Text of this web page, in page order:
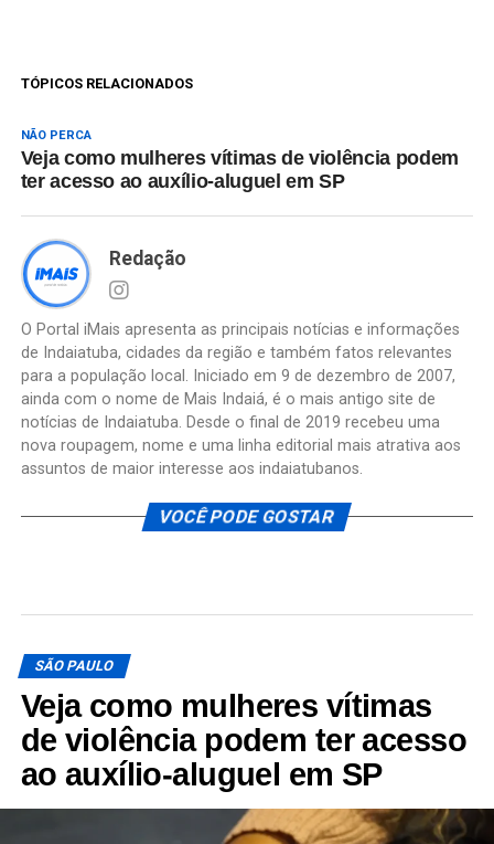
TÓPICOS RELACIONADOS
NÃO PERCA
Veja como mulheres vítimas de violência podem
ter acesso ao auxílio-aluguel em SP
Redação
O Portal iMais apresenta as principais notícias e informações
de Indaiatuba, cidades da região e também fatos relevantes
para a população local. Iniciado em 9 de dezembro de 2007,
ainda com o nome de Mais Indaiá, é o mais antigo site de
notícias de Indaiatuba. Desde o final de 2019 recebeu uma
nova roupagem, nome e uma linha editorial mais atrativa aos
assuntos de maior interesse aos indaiatubanos.
VOCÊ PODE GOSTAR
SÃO PAULO
Veja como mulheres vítimas
de violência podem ter acesso
ao auxílio-aluguel em SP